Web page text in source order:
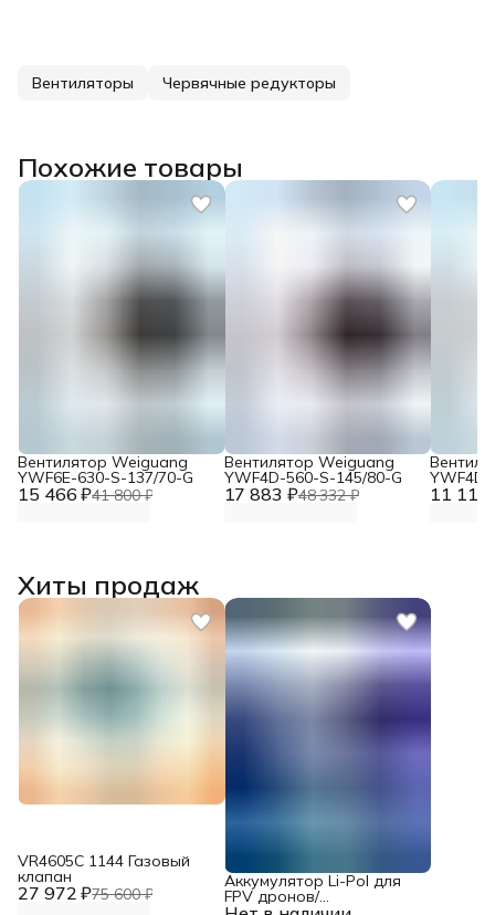
Вентиляторы Червячные редукторы
Похожие товары
15 466 ₽41 800 ₽
Вентилятор Weiguang
YWF6E-630-S-137/70-G
17 883 ₽48 332 ₽
Вентилятор Weiguang
YWF4D-560-S-145/80-G
11 117
Хиты продаж
27 972 ₽75 600 ₽
VR4605С 1144 Газовый
клапан Аккумулятор Li-Pol для
FPV дронов/